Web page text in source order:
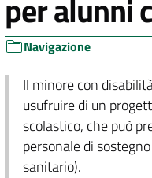
per alunni
Navigazione
Il minore con
usufruire di un
scolastico, che può
personale di
sanitario).